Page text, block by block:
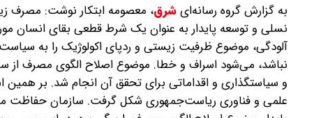
به گزارش گروه رسانه‌ایشرق، معصومه ابتکار نوشت: مصرف
نسلی و توسعه پایدار به عنوان یک شرط قطعی بقای انسان
آلودگی، موضوع ظرفیت زیستی و ردپای اکولوژیک را به
و سیاستگذاری و اقداماتی برای تحقق آن انجام شد. بر
علمی و فناوری ریاست‌جمهوری شکل گرفت. سازمان‌ حفاظت